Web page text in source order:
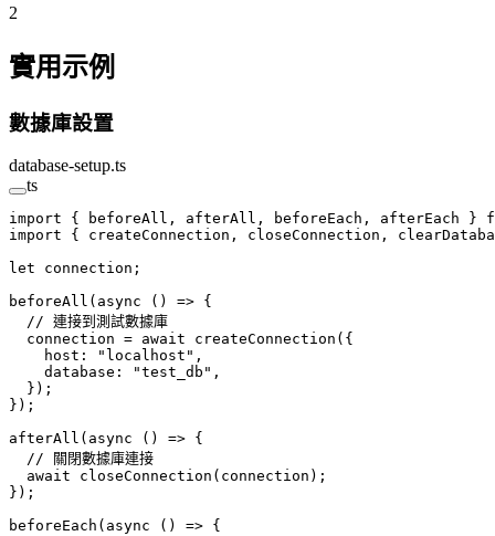
2
實用示例
數據庫設置
database-setup.ts
ts
import { beforeAll, afterAll, beforeEach, afterEach }
import { createConnection, closeConnection,
let connection;
beforeAll ( async () => {
  // 連接到測試數據庫
  connection
= await createConnection ({
    host:
"localhost" ,
    database:
"test_db" ,
  });
});
afterAll ( async () => {
  // 關閉數據庫連接
  await
closeConnection (connection);
});
beforeEach ( async () => {